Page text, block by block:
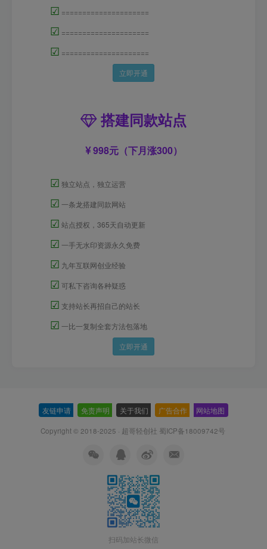
☑ =====================
☑ =====================
☑ =====================
立即开通
搭建同款站点
998元（下月涨300）
☑ 独立站点，独立运营
☑ 一条龙搭建同款网站
☑ 站点授权，365天自动更新
☑ 一手无水印资源永久免费
☑ 九年互联网创业经验
☑ 可私下咨询各种疑惑
☑ 支持站长再招自己的站长
☑ 一比一复制全套方法包落地
立即开通
友链申请 免责声明 关于我们 广告合作 网站地图
Copyright © 2018-2025 · 超哥轻创社 蜀ICP备18009742号
扫码加站长微信